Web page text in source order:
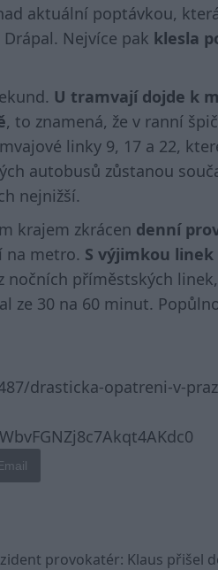
aktuální poptávkou,
Nejvíce pak klesla
U tramvají dojde k
, to znamená, že v ranní
linky 9, 17 a 22,
autobusů zůstanou
nejnižší.
krajem zkrácen denní
na metro. S výjimkou linek
příměstských
ze 30 na 60 minut.
drasticka-opatreni-v-
provokatér: Klaus přišel